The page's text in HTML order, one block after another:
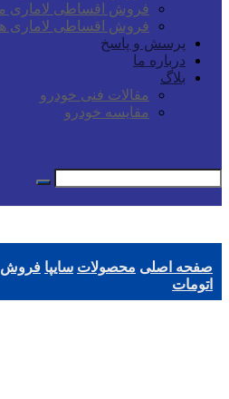
فروش اقساطی لاماری
فروش اقساطی لاماری
پرسش و پاسخ
درباره ما
بلاگ
مقالات فنی خودرو
مقایسه خودرو
صفحه اصلی محصولات سایپا فروش
اتومات